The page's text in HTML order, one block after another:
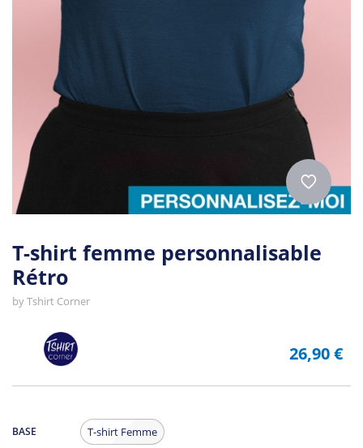
T-shirt femme personnalisable
Rétro
byTshirt Corner
26,90 €
BASE T-shirt Femme